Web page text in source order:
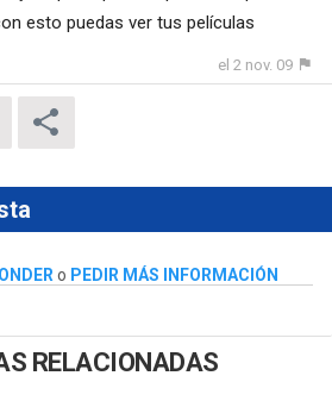
esto puedas ver tus películas
el 2 nov. 09
o PEDIR MÁS INFORMACIÓN
RELACIONADAS